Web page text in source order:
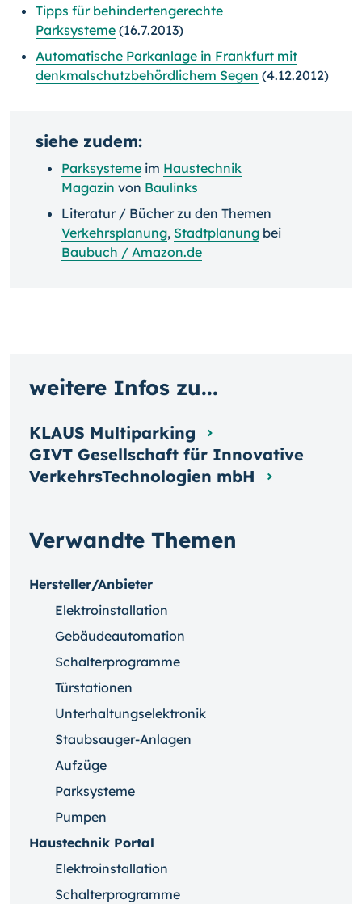
Tipps für behindertengerechte
Parksysteme (16.7.2013)
Automatische Parkanlage in Frankfurt mit
denkmalschutzbehördlichem Segen (4.12.2012)
siehe zudem:
Parksysteme im Haustechnik
Magazin von Baulinks
Literatur / Bücher zu den Themen
Verkehrsplanung, Stadtplanung bei
Baubuch / Amazon.de
Verwandte Themen
Hersteller/Anbieter
Elektroinstallation
Gebäudeautomation
Schalterprogramme
Türstationen
Unterhaltungselektronik
Staubsauger-Anlagen
Aufzüge
Parksysteme
Pumpen
Haustechnik Portal
Elektroinstallation
Schalterprogramme
weitere Infos zu...
KLAUS Multiparking
GIVT Gesellschaft für Innovative
VerkehrsTechnologien mbH